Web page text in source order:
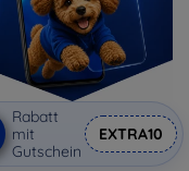
Rabatt
mit
Gutschein
EXTRA10